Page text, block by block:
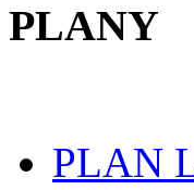
PLANY
PLAN